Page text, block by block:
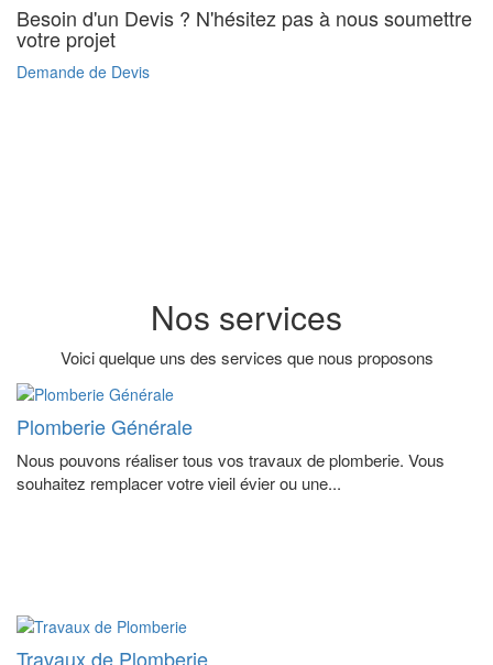
Besoin d'un Devis ? N'hésitez pas à nous soumettre
votre projet
Demande de Devis
Nos services
Voici quelque uns des services que nous proposons
Plomberie Générale
Nous pouvons réaliser tous vos travaux de plomberie. Vous
souhaitez remplacer votre vieil évier ou une...
Travaux de Plomberie